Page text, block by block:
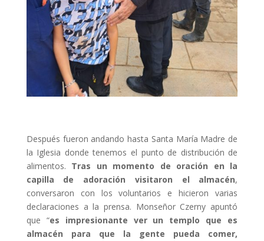
Después fueron andando hasta Santa María Madre de
la Iglesia donde tenemos el punto de distribución de
alimentos. Tras un momento de oración en la
capilla de adoración visitaron el almacén,
conversaron con los voluntarios e hicieron varias
declaraciones a la prensa. Monseñor Czerny apuntó
que “es impresionante ver un templo que es
almacén para que la gente pueda comer,